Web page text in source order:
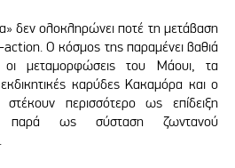
δεν ολοκληρώνει ποτέ τη μετάβαση
Ο κόσμος της παραμένει βαθιά
μεταμορφώσεις του Μάουι, τα
καρύδες Κακαμόρα και ο
στέκουν περισσότερο ως επίδειξη
παρά ως σύσταση ζωντανού